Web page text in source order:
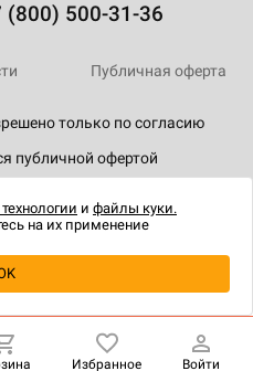
(800) 500-31-36
только по согласию
публичной офертой
Публичная оферта
Избранное Войти
и файлы куки.
на их применение